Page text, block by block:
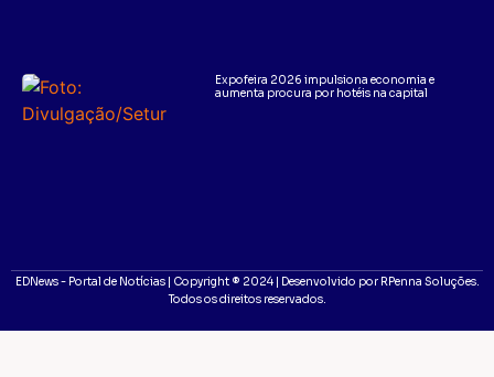
Expofeira 2026 impulsiona economia e
aumenta procura por hotéis na capital
EDNews - Portal de Notícias | Copyright ® 2024 | Desenvolvido por RPenna Soluções.
Todos os direitos reservados.